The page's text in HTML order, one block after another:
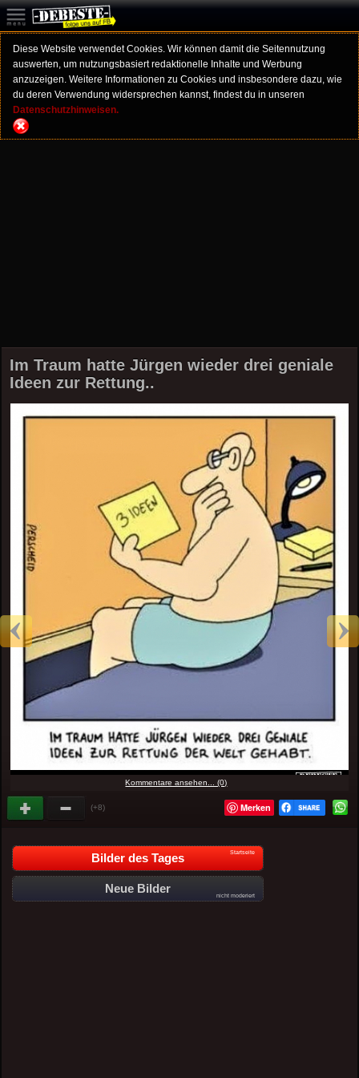
Diese Website verwendet Cookies. Wir können damit die Seitennutzung
auswerten, um nutzungsbasiert redaktionelle Inhalte und Werbung
anzuzeigen. Weitere Informationen zu Cookies und insbesondere dazu, wie
du deren Verwendung widersprechen kannst, findest du in unseren
Datenschutzhinweisen.
Im Traum hatte Jürgen wieder drei geniale
Ideen zur Rettung..
Kommentare ansehen... (0)
(+8) Merken
Bilder des Tages Startseite
Neue Bilder
nicht moderiert